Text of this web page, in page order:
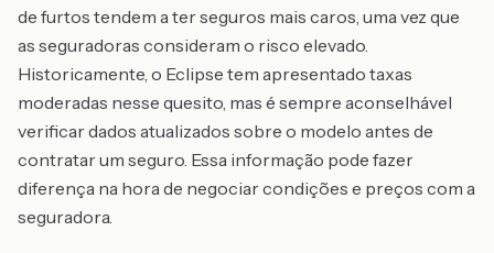
de furtos tendem a ter seguros mais caros, uma vez que
as seguradoras consideram o risco elevado.
Historicamente, o Eclipse tem apresentado taxas
moderadas nesse quesito, mas é sempre aconselhável
verificar dados atualizados sobre o modelo antes de
contratar um seguro. Essa informação pode fazer
diferença na hora de negociar condições e preços com a
seguradora.